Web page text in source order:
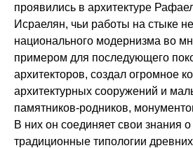
проявились в архитектуре
Исраелян, чьи работы на стыке
национального модернизма во
примером для последующего
архитекторов, создал огромное
архитектурных сооружений и
памятников-родников,
В них он соединяет свои знания
традиционные типологии